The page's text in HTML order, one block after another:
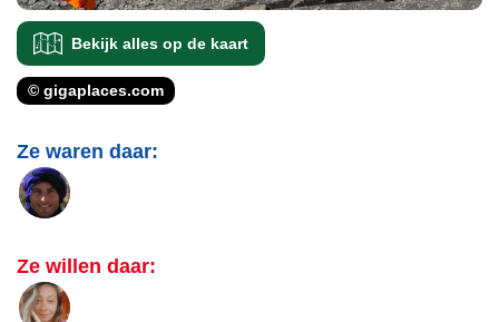
Bekijk alles op de kaart
© gigaplaces.com
Ze waren daar:
Ze willen daar: